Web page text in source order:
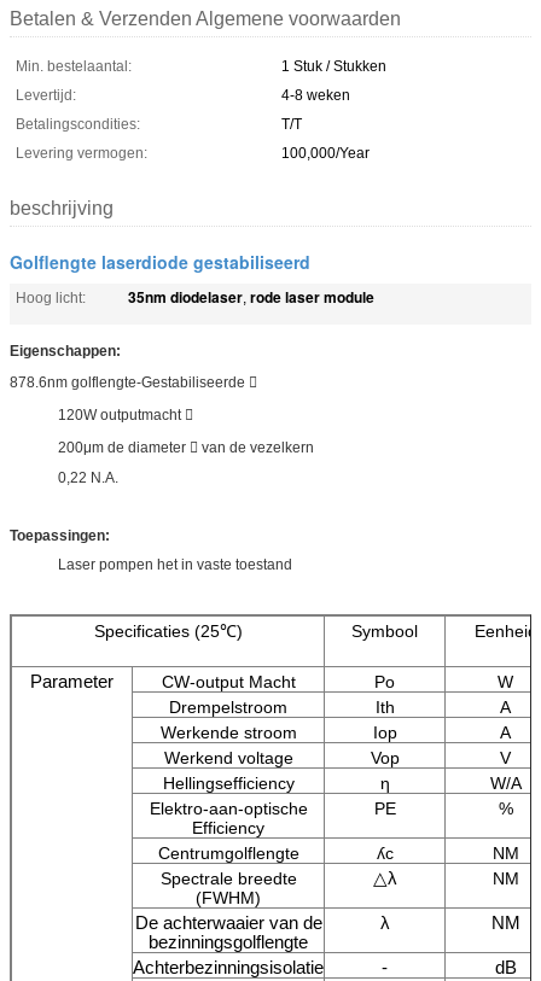
Betalen & Verzenden Algemene voorwaarden
Min. bestelaantal:
1 Stuk / Stukken
Levertijd:
4-8 weken
Betalingscondities:
T/T
Levering vermogen:
100,000/Year
beschrijving
Golflengte laserdiode gestabiliseerd
Hoog licht: 35nm diodelaser, rode laser module
Eigenschappen:
878.6nm golflengte-Gestabiliseerde 
120W outputmacht 
200μm de diameter  van de vezelkern
0,22 N.A.
Toepassingen:
Laser pompen het in vaste toestand
Specificaties (25℃) Symbool Eenheid
Parameter CW-output Macht Po
W
Drempelstroom
Ith
A
Werkende stroom
Iop
A
Werkend voltage
Vop
V
Hellingsefficiency
η
W/A
Elektro-aan-optische
Efficiency
PE %
Centrumgolflengte ʎc
NM
Spectrale breedte
(FWHM)
△λ NM
De achterwaaier van de
bezinningsgolflengte
λ NM
Achterbezinningsisolatie - dB